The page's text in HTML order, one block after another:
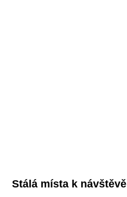
Stálá místa k návštěvě